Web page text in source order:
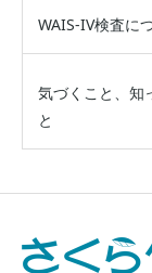
WAIS-IV検査に
気づくこと、知
と